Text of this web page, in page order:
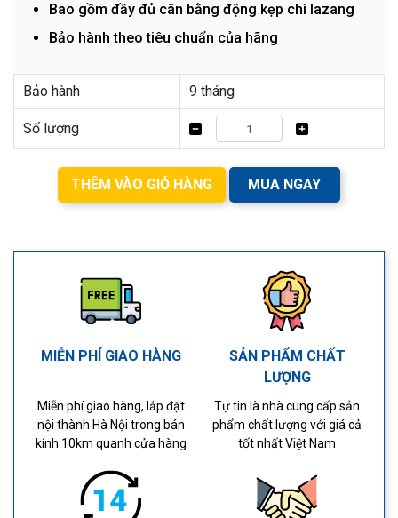
Bao gồm đầy đủ cân bằng động kẹp chì lazang
Bảo hành theo tiêu chuẩn của hãng
Bảo hành 9 tháng
Số lượng
THÊM VÀO GIỎ HÀNG MUA NGAY
MIỄN PHÍ GIAO HÀNG
Miễn phí giao hàng, lắp đặt
nội thành Hà Nội trong bán
kính 10km quanh cửa hàng
SẢN PHẨM CHẤT
LƯỢNG
Tự tin là nhà cung cấp sản
phẩm chất lượng với giá cả
tốt nhất Việt Nam